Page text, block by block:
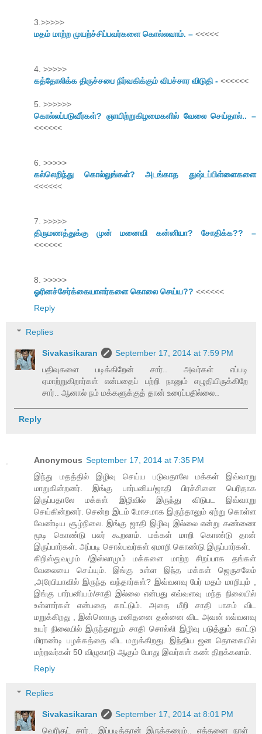
3.>>>>>
மதம் மாற்ற முயற்ச்சிப்பவர்களை கொல்லவாம். – <<<<<
4. >>>>>
கத்தோலிக்க திருச்சபை நிர்வகிக்கும் விபச்சார விடுதி - <<<<<<
5. >>>>>>
கொல்லப்படுவீர்கள்? ஞாயிற்றுகிழமைகளில் வேலை செய்தால்.. –
<<<<<<
6. >>>>>
கல்லெறிந்து கொல்லுங்கள்? அடங்காத துஷ்டப்பிள்ளைகளை
<<<<<<
7. >>>>>
திருமணத்துக்கு முன் மனைவி கன்னியா? சோதிக்க?? –
<<<<<<
8. >>>>>
ஓரினச்சேர்க்கையாளர்களை கொலை செய்ய?? <<<<<<
Reply
Replies
Sivakasikaran
September 17, 2014 at 7:59 PM
பதிவுகளை படிக்கிறேன் சார்.. அவர்கள் எப்படி
ஏமாற்றுகிறார்கள் என்பதைப் பற்றி நானும் எழுதியிருக்கிறே
சார்.. ஆனால் நம் மக்களுக்குத் தான் உரைப்பதில்லை..
Reply
Anonymous September 17, 2014 at 7:35 PM
இந்து மதத்தில் இழிவு செய்ய படுவதாலே மக்கள் இவ்வாறு
மாறுகின்றனர். இங்கு பார்பனிய/ஜாதி பிரச்சினை பெரிதாக
இருப்பதாலே மக்கள் இழிவில் இருந்து விடுபட இவ்வாறு
செய்கின்றனர். சென்ற இடம் மோசமாக இருந்தாலும் ஏற்று கொள்ள
வேண்டிய சூழ்நிலை. இங்கு ஜாதி இழிவு இல்லை என்று கண்ணை
மூடி கொண்டு பலர் கூறலாம். மக்கள் மாறி கொண்டு தான்
இருப்பார்கள். அப்படி சொல்பவர்கள் ஏமாறி கொண்டு இருப்பார்கள்.
கிறிஸ்துவமும் /இஸ்லாமும் மக்களை மாற்ற சிறப்பாக தங்கள்
வேலையை செய்யும். இங்கு உள்ள இந்த மக்கள் ஜெருசலேம்
,அரேபியாவில் இருந்த வந்தார்கள்? இவ்வளவு பேர் மதம் மாறியும் ,
இங்கு பார்பனியம்/சாதி இல்லை என்பது எவ்வளவு மந்த நிலையில்
உள்ளார்கள் என்பதை காட்டும். அதை மீறி சாதி பாசம் விட
மறுக்கிறது , இன்னொரு மனிதனை தன்னை விட அவன் எவ்வளவு
உயர் நிலையில் இருந்தாலும் சாதி சொல்லி இழிவு படுத்தும் காட்டு
மிராண்டி பழக்கத்தை விட மறுக்கிறது. இந்திய ஜன தொகையில்
மற்றவர்கள் 50 விழுகாடு ஆகும் போது இவர்கள் கண் திறக்கலாம்.
Reply
Replies
Sivakasikaran
September 17, 2014 at 8:01 PM
வெரிகுட் சார்.. இப்படித்தான் இருக்கணும்.. எத்தனை நாள்